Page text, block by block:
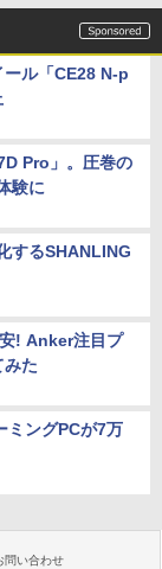
ール「CE28 N-p
Pro」。圧巻の
験に
するSHANLING
! Anker注目プ
みた
ミングPCが7万
問い合わせ